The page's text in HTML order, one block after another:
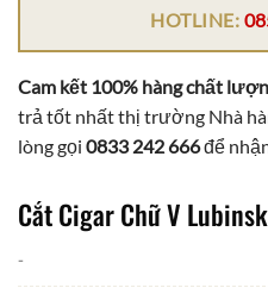
HOTLINE:
Cam kết 100% hàng chất
trả tốt nhất thị trường Nhà
lòng gọi 0833 242 666để
Cắt Cigar Chữ V
-